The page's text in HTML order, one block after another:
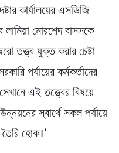
কার্যালয়ের এসডিজি
মোরশেদ বাসসকে
তত্ত্ব যুক্ত করার চেষ্টা
পর্যায়ের কর্মকর্তাদের
এই তত্ত্বের বিষয়ে
স্বার্থে সকল পর্যায়ে
হোক।’